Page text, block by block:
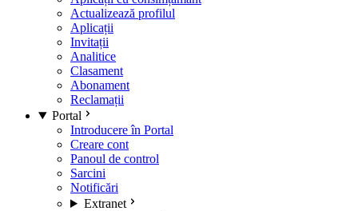
Actualizează profilul
Aplicații
Invitații
Analitice
Clasament
Abonament
Reclamații
Portal
Introducere în Portal
Creare cont
Panoul de control
Sarcini
Notificări
Extranet